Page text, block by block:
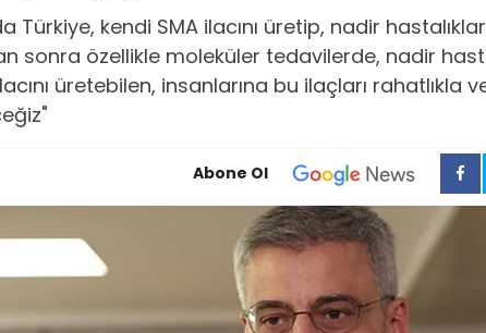
Türkiye, kendi SMA ilacını üretip, nadir
sonra özellikle moleküler tedavilerde, nadir
üretebilen, insanlarına bu ilaçları rahatlıkla
Abone Ol